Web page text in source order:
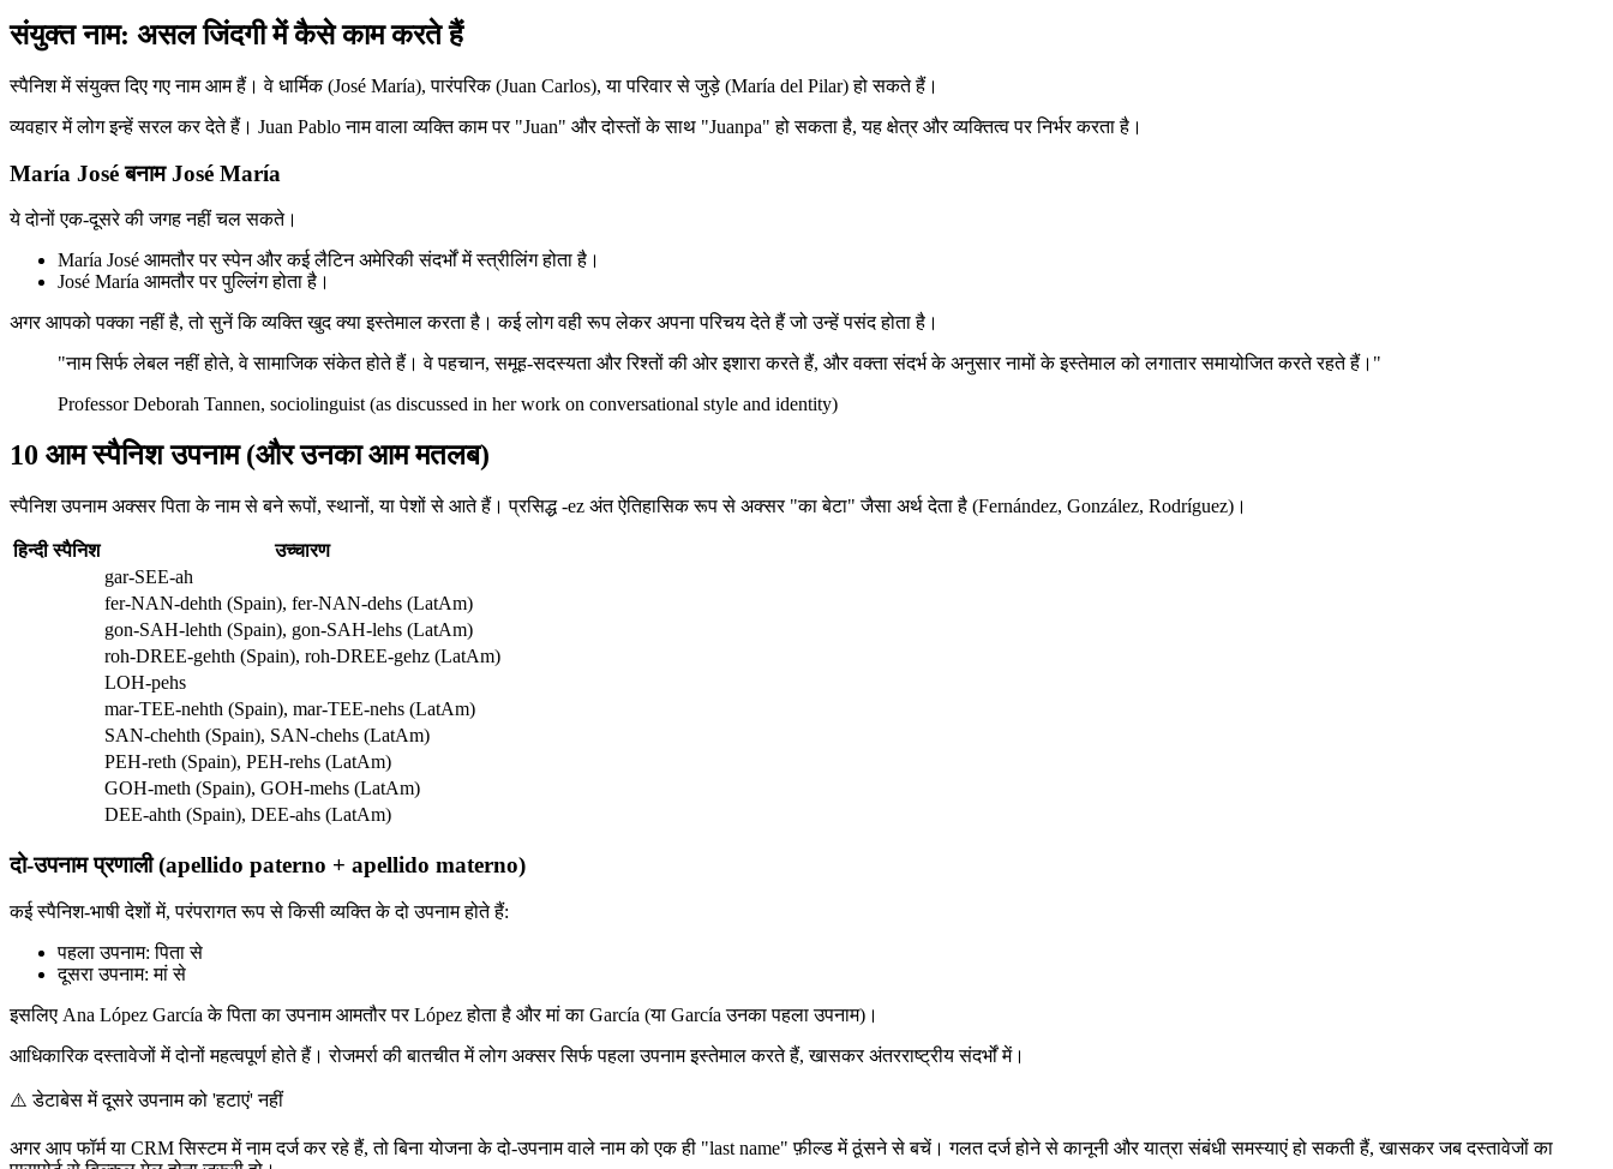
संयुक्त नाम: असल जिंदगी में कैसे काम करते हैं
स्पैनिश में संयुक्त दिए गए नाम आम हैं। वे धार्मिक (José María), पारंपरिक (Juan Carlos), या परिवार से जुड़े (María del Pilar) हो सकते हैं।
व्यवहार में लोग इन्हें सरल कर देते हैं। Juan Pablo नाम वाला व्यक्ति काम पर "Juan" और दोस्तों के साथ "Juanpa" हो सकता है, यह क्षेत्र और व्यक्तित्व पर निर्भर करता है।
María José बनाम José María
ये दोनों एक-दूसरे की जगह नहीं चल सकते।
María José आमतौर पर स्पेन और कई लैटिन अमेरिकी संदर्भों में स्त्रीलिंग होता है।
José María आमतौर पर पुल्लिंग होता है।
अगर आपको पक्का नहीं है, तो सुनें कि व्यक्ति खुद क्या इस्तेमाल करता है। कई लोग वही रूप लेकर अपना परिचय देते हैं जो उन्हें पसंद होता है।
"नाम सिर्फ लेबल नहीं होते, वे सामाजिक संकेत होते हैं। वे पहचान, समूह-सदस्यता और रिश्तों की ओर इशारा करते हैं, और वक्ता संदर्भ के अनुसार नामों के इस्तेमाल को लगातार समायोजित करते रहते हैं।"
Professor Deborah Tannen, sociolinguist (as discussed in her work on conversational style and identity)
10 आम स्पैनिश उपनाम (और उनका आम मतलब)
स्पैनिश उपनाम अक्सर पिता के नाम से बने रूपों, स्थानों, या पेशों से आते हैं। प्रसिद्ध -ez अंत ऐतिहासिक रूप से अक्सर "का बेटा" जैसा अर्थ देता है (Fernández, González, Rodríguez)।
हिन्दी स्पैनिश
उच्चारण
gar-SEE-ah
fer-NAN-dehth (Spain), fer-NAN-dehs (LatAm)
gon-SAH-lehth (Spain), gon-SAH-lehs (LatAm)
roh-DREE-gehth (Spain), roh-DREE-gehz (LatAm)
LOH-pehs
mar-TEE-nehth (Spain), mar-TEE-nehs (LatAm)
SAN-chehth (Spain), SAN-chehs (LatAm)
PEH-reth (Spain), PEH-rehs (LatAm)
GOH-meth (Spain), GOH-mehs (LatAm)
DEE-ahth (Spain), DEE-ahs (LatAm)
दो-उपनाम प्रणाली (apellido paterno + apellido materno)
कई स्पैनिश-भाषी देशों में, परंपरागत रूप से किसी व्यक्ति के दो उपनाम होते हैं:
पहला उपनाम: पिता से
दूसरा उपनाम: मां से
इसलिए Ana López García के पिता का उपनाम आमतौर पर López होता है और मां का García (या García उनका पहला उपनाम)।
आधिकारिक दस्तावेजों में दोनों महत्वपूर्ण होते हैं। रोजमर्रा की बातचीत में लोग अक्सर सिर्फ पहला उपनाम इस्तेमाल करते हैं, खासकर अंतरराष्ट्रीय संदर्भों में।
⚠️ डेटाबेस में दूसरे उपनाम को 'हटाएं' नहीं
अगर आप फॉर्म या CRM सिस्टम में नाम दर्ज कर रहे हैं, तो बिना योजना के दो-उपनाम वाले नाम को एक ही "last name" फ़ील्ड में ठूंसने से बचें। गलत दर्ज होने से कानूनी और यात्रा संबंधी समस्याएं हो सकती हैं, खासकर जब दस्तावेजों का